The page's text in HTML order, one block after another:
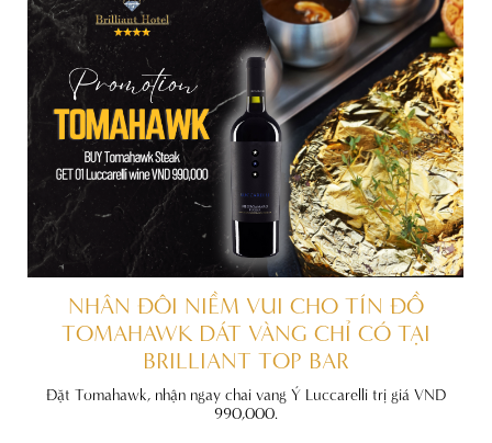
NHÂN ĐÔI NIỀM VUI CHO TÍN ĐỒ
TOMAHAWK DÁT VÀNG CHỈ CÓ TẠI
BRILLIANT TOP BAR
Đặt Tomahawk, nhận ngay chai vang Ý Luccarelli trị giá VND
990,000.